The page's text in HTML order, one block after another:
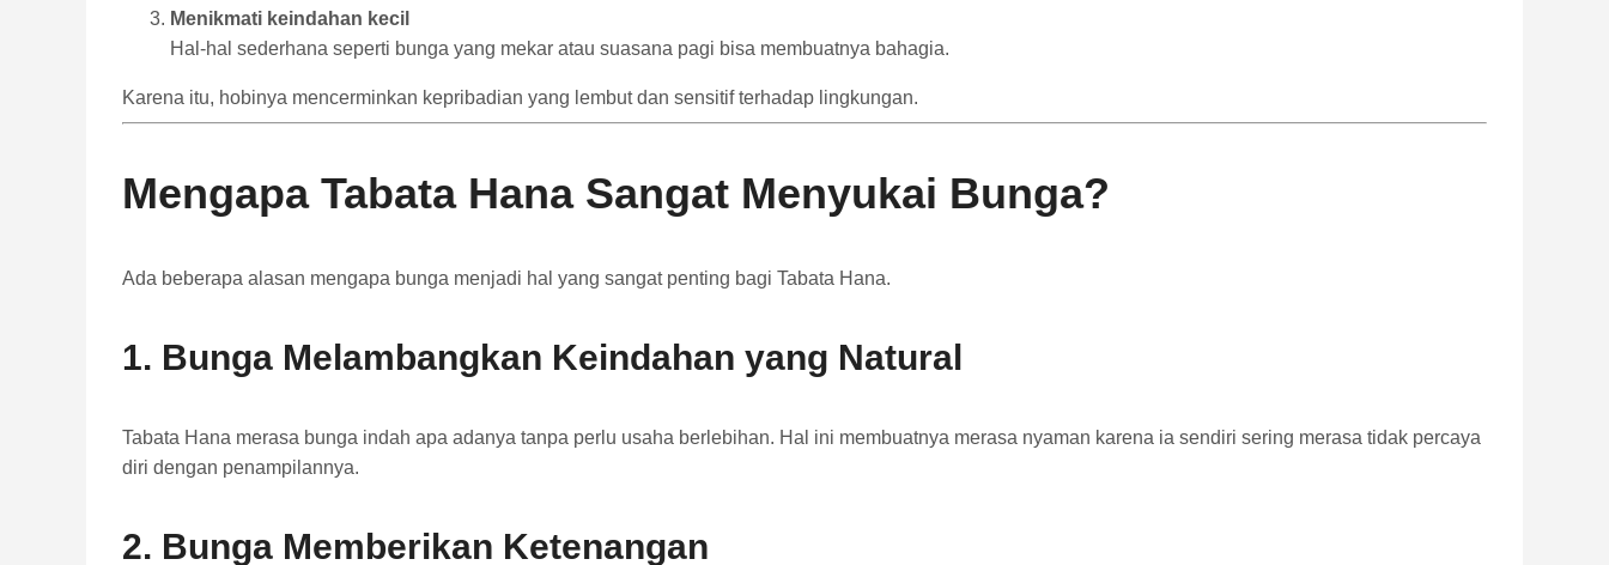
Menikmati keindahan kecil
Hal-hal sederhana seperti bunga yang mekar atau suasana pagi bisa membuatnya bahagia.
Karena itu, hobinya mencerminkan kepribadian yang lembut dan sensitif terhadap lingkungan.
Mengapa Tabata Hana Sangat Menyukai Bunga?
Ada beberapa alasan mengapa bunga menjadi hal yang sangat penting bagi Tabata Hana.
1. Bunga Melambangkan Keindahan yang Natural
Tabata Hana merasa bunga indah apa adanya tanpa perlu usaha berlebihan. Hal ini membuatnya merasa nyaman karena ia sendiri sering merasa tidak percaya
diri dengan penampilannya.
2. Bunga Memberikan Ketenangan